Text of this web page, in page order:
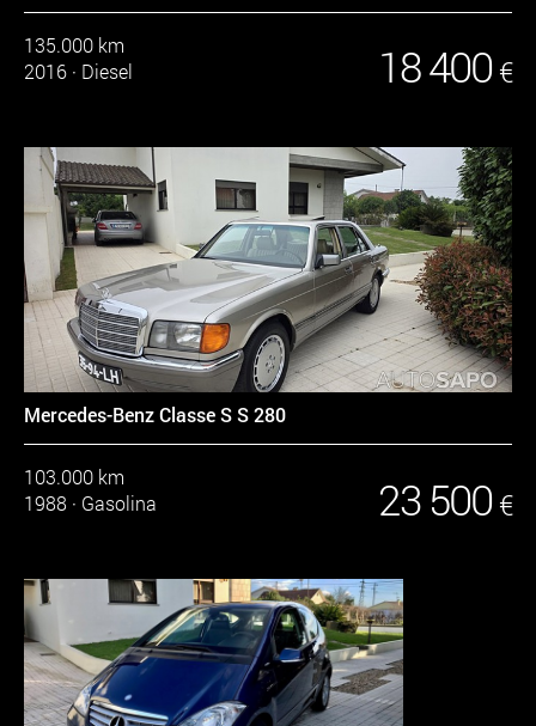
135.000 km
2016 · Diesel 18 400 €
Mercedes-Benz Classe S S 280
103.000 km
1988 · Gasolina 23 500 €